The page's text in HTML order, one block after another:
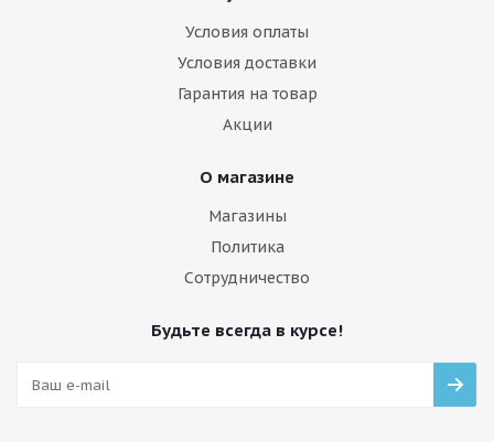
Условия оплаты
Условия доставки
Гарантия на товар
Акции
О магазине
Магазины
Политика
Сотрудничество
Будьте всегда в курсе!